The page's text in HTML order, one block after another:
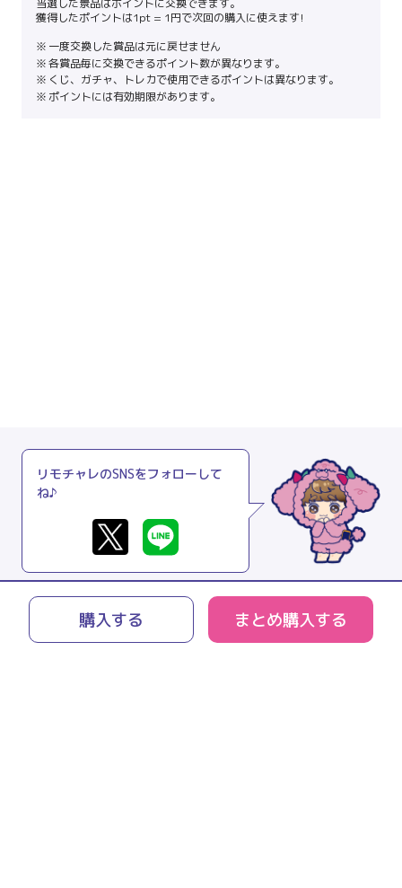
購入する まとめ購入する
当選した景品はポイントに交換できます。
獲得したポイントは1pt = 1円で次回の購入に使えます!
一度交換した賞品は元に戻せません
各賞品毎に交換できるポイント数が異なります。
くじ、ガチャ、トレカで使用できるポイントは異なります。
ポイントには有効期限があります。
リモチャレのSNSをフォローして
ね♪
リモチャレとは
よくあるご質問